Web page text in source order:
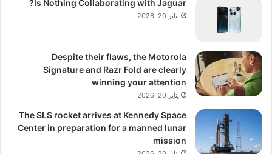
Is Nothing Collaborating with Jaguar?
يناير 20, 2026
Despite their flaws, the Motorola
Signature and Razr Fold are clearly
winning your attention
يناير 20, 2026
The SLS rocket arrives at Kennedy Space
Center in preparation for a manned lunar
mission